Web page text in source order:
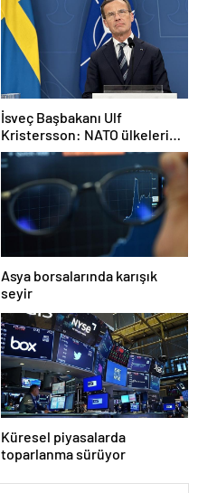
İsveç Başbakanı Ulf
Kristersson: NATO ülkeleri
savunma harcamalarını
artıracak
Asya borsalarında karışık
seyir
Küresel piyasalarda
toparlanma sürüyor